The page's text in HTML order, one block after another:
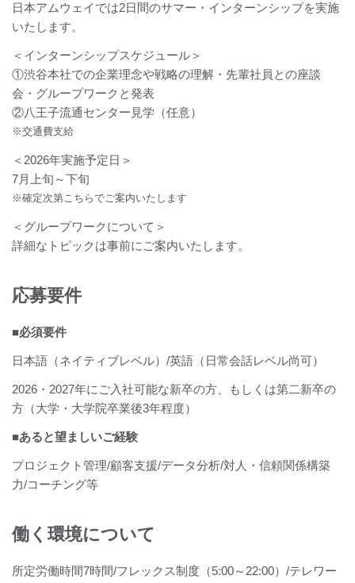
日本アムウェイでは2日間のサマー・インターンシップを実施
いたします。
＜インターンシップスケジュール＞
①渋谷本社での企業理念や戦略の理解・先輩社員との座談
会・グループワークと発表
②八王子流通センター見学（任意）
※交通費支給
＜2026年実施予定日＞
7月上旬～下旬
※確定次第こちらでご案内いたします
＜グループワークについて＞
詳細なトピックは事前にご案内いたします。
応募要件
■必須要件
日本語（ネイティブレベル）/英語（日常会話レベル尚可）
2026・2027年にご入社可能な新卒の方、もしくは第二新卒の
方（大学・大学院卒業後3年程度）
■あると望ましいご経験
プロジェクト管理/顧客支援/データ分析/対人・信頼関係構築
力/コーチング等
働く環境について
所定労働時間7時間/フレックス制度（5:00～22:00）/テレワー